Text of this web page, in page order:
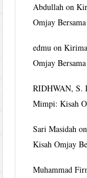
Abdullah on
Omjay
edmu on
Omjay
RIDHWAN, S.
Mimpi: Kisah
Sari Masidah
Kisah Omjay
Muhammad